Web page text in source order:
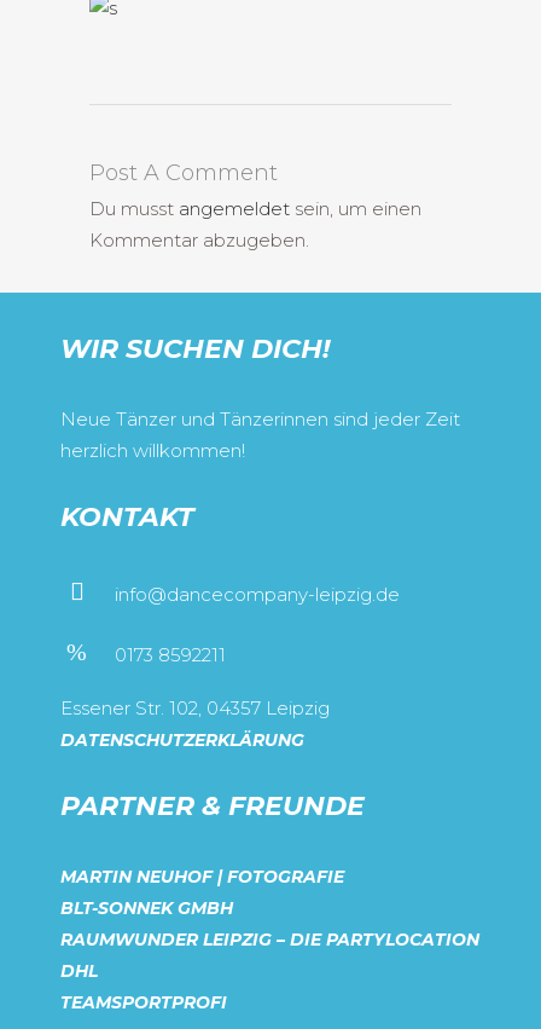
Post A Comment
Du musst angemeldet sein, um einen
Kommentar abzugeben.
WIR SUCHEN DICH!
Neue Tänzer und Tänzerinnen sind jeder Zeit
herzlich willkommen!
KONTAKT
info@dancecompany-leipzig.de
0173 8592211
Essener Str. 102, 04357 Leipzig
DATENSCHUTZERKLÄRUNG
PARTNER & FREUNDE
MARTIN NEUHOF | FOTOGRAFIE
BLT-SONNEK GMBH
RAUMWUNDER LEIPZIG – DIE PARTYLOCATION
DHL
TEAMSPORTPROFI